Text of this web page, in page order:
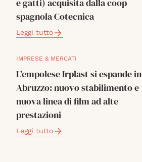
e gatti) acquisita dalla coop
spagnola Cotecnica
Leggi tutto
IMPRESE & MERCATI
L’empolese Irplast si espande in
Abruzzo: nuovo stabilimento e
nuova linea di film ad alte
prestazioni
Leggi tutto